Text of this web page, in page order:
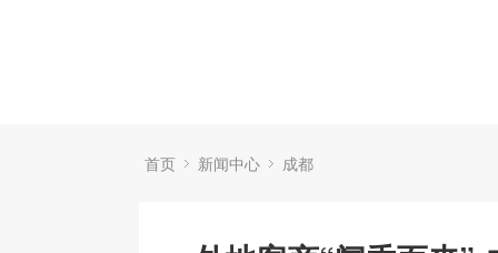
首页 新闻中心 成都